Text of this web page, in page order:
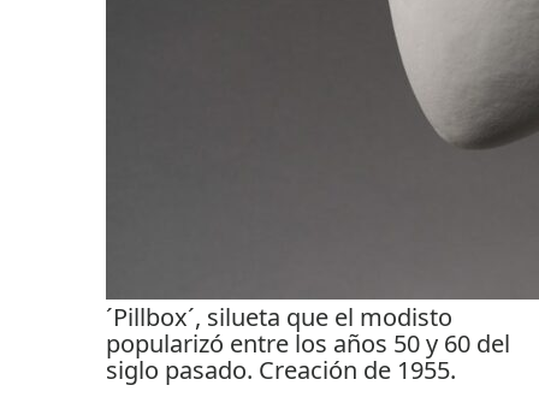
´Pillbox´, silueta que el modisto
popularizó entre los años 50 y 60 del
siglo pasado. Creación de 1955.